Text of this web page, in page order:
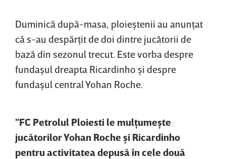
Duminică după-masa, ploieştenii au anunţat
că s-au despărţit de doi dintre jucătorii de
bază din sezonul trecut. Este vorba despre
fundaşul dreapta Ricardinho şi despre
fundaşul central Yohan Roche.
"FC Petrolul Ploiesti le mulţumeşte
jucătorilor Yohan Roche şi Ricardinho
pentru activitatea depusă în cele două